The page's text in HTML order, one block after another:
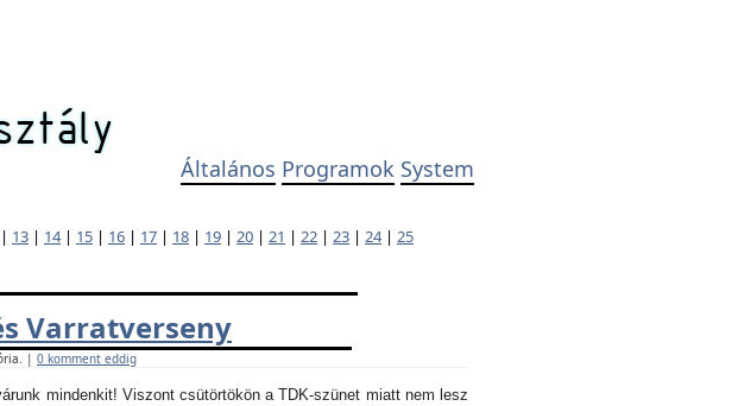
Általános Programok System
| 13 | 14| 15 | 16 | 17 | 18 | 19 | 20 | 21 | 22 | 23 | 24| 25
Varratverseny
| 0 komment eddig
mindenkit! Viszont csütörtökön a TDK-szünet miatt nem lesz